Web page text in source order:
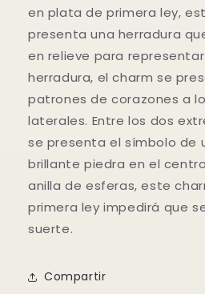
en plata de primera ley,
presenta una herradura
en relieve para
herradura, el charm se
patrones de corazones a
laterales. Entre los dos
se presenta el símbolo de
brillante piedra en el
anilla de esferas, este
primera ley impedirá que
suerte.
Compartir